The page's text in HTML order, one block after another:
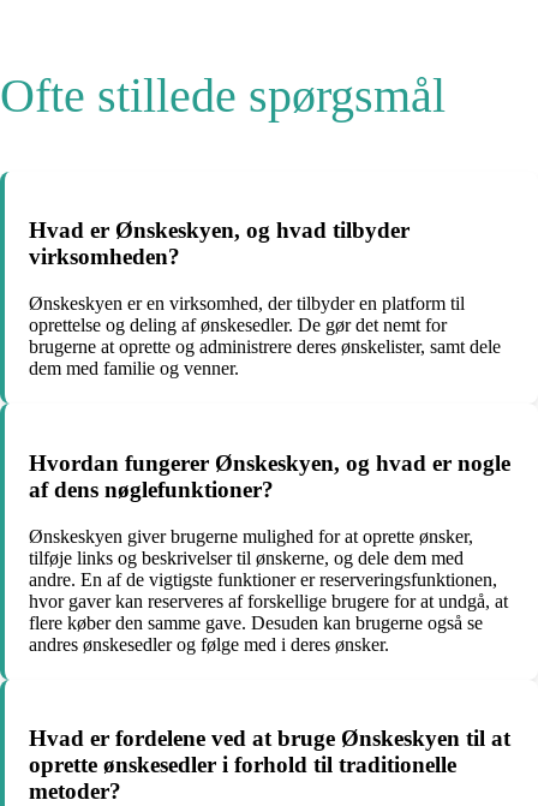
Ofte stillede spørgsmål
Hvad er Ønskeskyen, og hvad tilbyder
virksomheden?
Ønskeskyen er en virksomhed, der tilbyder en platform til
oprettelse og deling af ønskesedler. De gør det nemt for
brugerne at oprette og administrere deres ønskelister, samt dele
dem med familie og venner.
Hvordan fungerer Ønskeskyen, og hvad er nogle
af dens nøglefunktioner?
Ønskeskyen giver brugerne mulighed for at oprette ønsker,
tilføje links og beskrivelser til ønskerne, og dele dem med
andre. En af de vigtigste funktioner er reserveringsfunktionen,
hvor gaver kan reserveres af forskellige brugere for at undgå, at
flere køber den samme gave. Desuden kan brugerne også se
andres ønskesedler og følge med i deres ønsker.
Hvad er fordelene ved at bruge Ønskeskyen til at
oprette ønskesedler i forhold til traditionelle
metoder?